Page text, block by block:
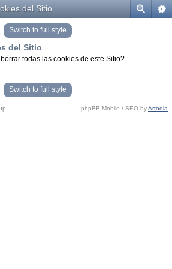
del Sitio
Switch to full style
del Sitio
todas las cookies de este Sitio?
Switch to full style
phpBB Mobile / SEO byArtodia